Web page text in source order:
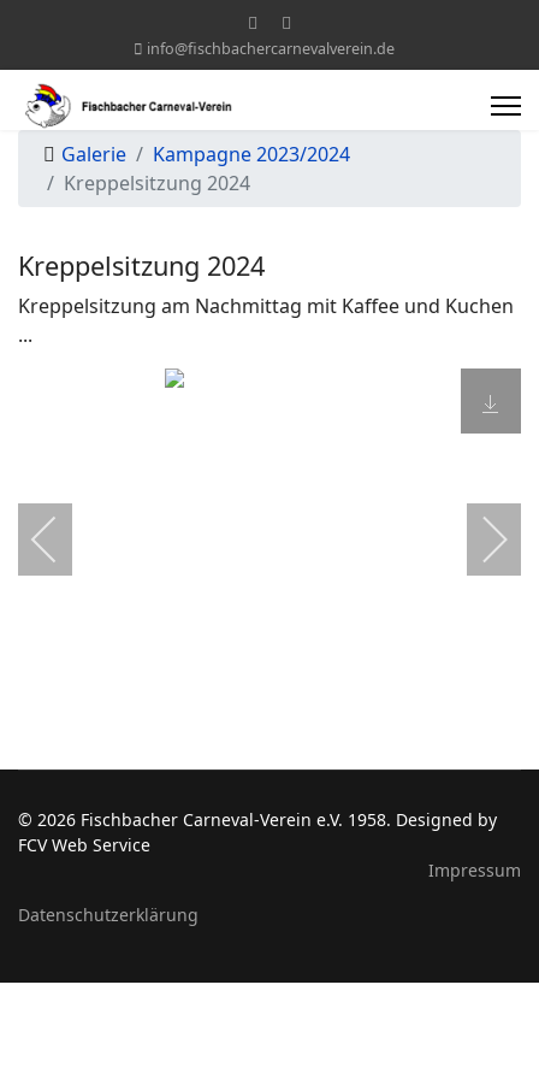
info@fischbachercarnevalverein.de
Galerie
Kampagne 2023/2024
Kreppelsitzung 2024
Kreppelsitzung 2024
Kreppelsitzung am Nachmittag mit Kaffee und Kuchen
...
© 2026 Fischbacher Carneval-Verein e.V. 1958. Designed by
FCV Web Service
Impressum
Datenschutzerklärung